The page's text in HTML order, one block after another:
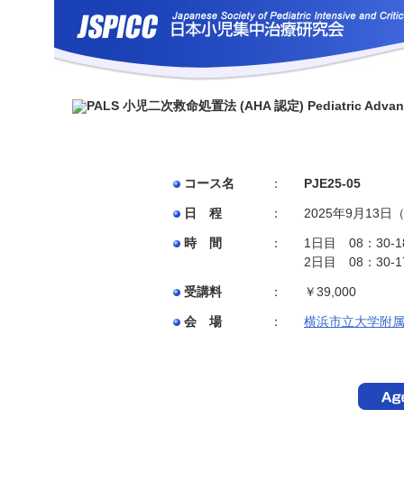
コース名 ： PJE25-05
日 程 ： 2025年9月13日
時 間 ：
1日目 08：30-
2日目 08：30-
受講料 ： ￥39,000
会 場 ： 横浜市立大学附